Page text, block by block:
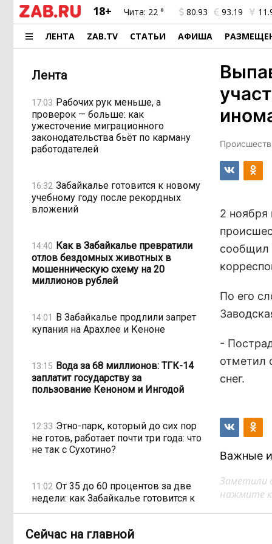
18+ Чита: 22 ° 80.93 93.19
ЛЕНТА ZAB.TV СТАТЬИ АФИША
Лента
17:03 Рабочих рук меньше, а
проверок — больше: как
ужесточение миграционного
законодательства бьёт по карману
работодателей
16:32 Забайкалье готовится к новому
учебному году после рекордных
вложений
14:40 Как в Забайкалье превратили
отлов бездомных животных в
мошенническую схему на 20
миллионов рублей
14:01 В Забайкалье продлили запрет
купания на Арахлее и Кеноне
13:15 Вода за 68 миллионов: ТГК-14
заплатит государству за
пользование Кеноном и Ингодой
12:33 Этно-парк, который до сих пор
не готов, работает почти три года: что
не так с Сухотино?
11:02 От 35 до 60 процентов за две
недели: как Забайкалье готовится к
2
сообщил
По его
-
отметил
снег.
Важные
Заметили
нажмите
Сейчас на главной